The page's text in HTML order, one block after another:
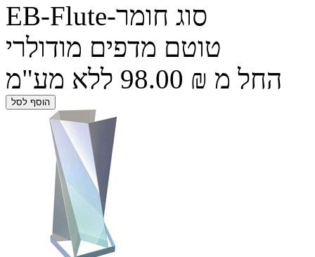
EB-Flute-סוג חומר
טוטם מדפים מודולרי
החל מ ₪ 98.00 ללא מע"מ